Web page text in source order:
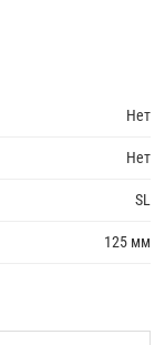
Нет
Нет
SL
125 мм